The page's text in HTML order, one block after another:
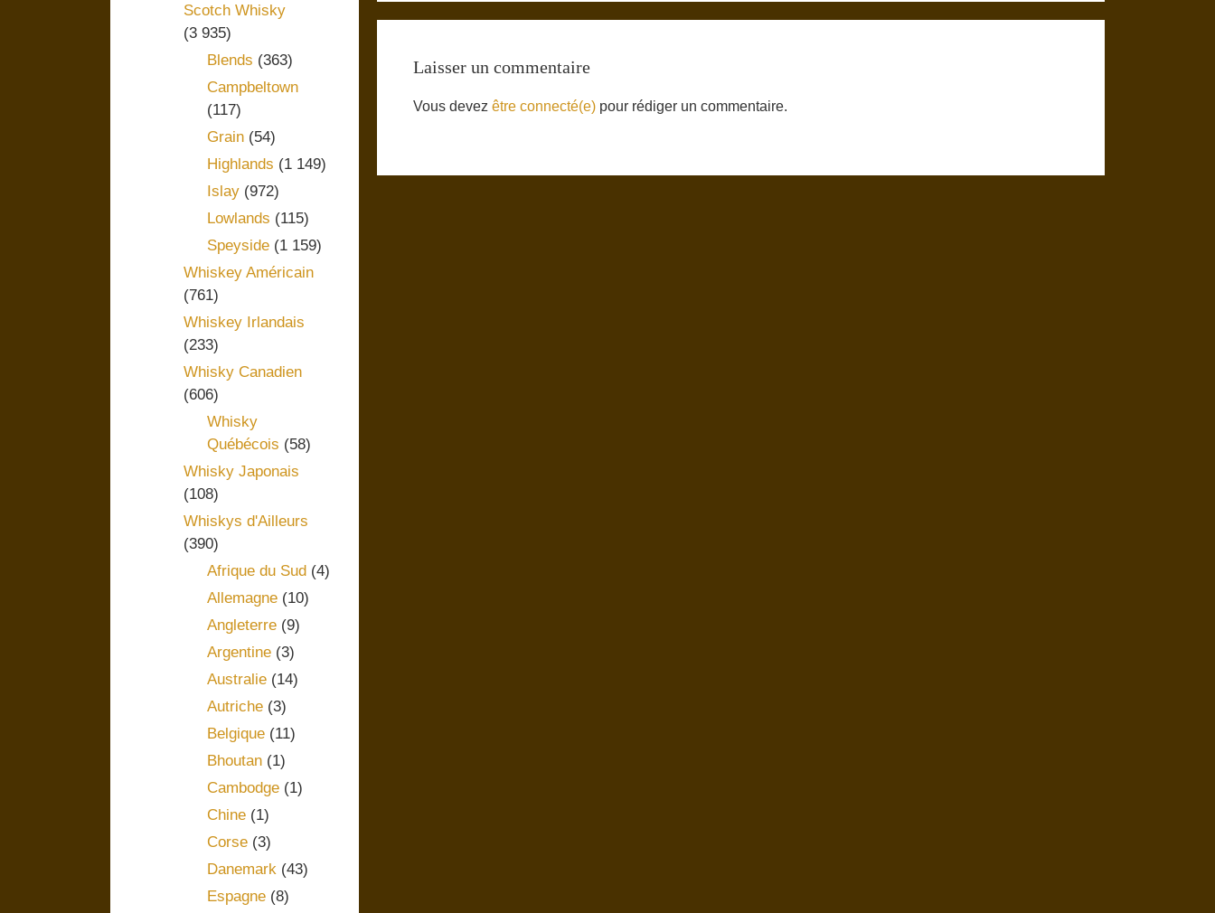
Laisser un commentaire
Vous devez être connecté(e) pour rédiger un commentaire.
Scotch Whisky
(3 935)
Blends (363)
Campbeltown
(117)
Grain(54)
Highlands (1 149)
Islay(972)
Lowlands (115)
Speyside(1 159)
Whiskey Américain
(761)
Whiskey Irlandais
(233)
Whisky Canadien
(606)
Whisky
Québécois (58)
Whisky Japonais
(108)
Whiskys d'Ailleurs
(390)
Afrique du Sud(4)
Allemagne(10)
Angleterre(9)
Argentine(3)
Australie(14)
Autriche(3)
Belgique(11)
Bhoutan(1)
Cambodge(1)
Chine(1)
Corse(3)
Danemark (43)
Espagne(8)